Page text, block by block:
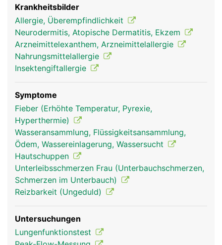
Krankheitsbilder
Allergie, Überempfindlichkeit
Neurodermitis, Atopische Dermatitis, Ekzem
Arzneimittelexanthem, Arzneimittelallergie
Nahrungsmittelallergie
Insektengiftallergie
Symptome
Fieber (Erhöhte Temperatur, Pyrexie,
Hyperthermie)
Wasseransammlung, Flüssigkeitsansammlung,
Ödem, Wassereinlagerung, Wassersucht
Hautschuppen
Unterleibsschmerzen Frau (Unterbauchschmerzen,
Schmerzen im Unterbauch)
Reizbarkeit (Ungeduld)
Untersuchungen
Lungenfunktionstest